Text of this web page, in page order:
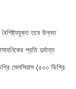
তবে উন্নত
প্রতি দুর্দান্ত
সেলসিয়াস (৫০০ ডিগ্রি